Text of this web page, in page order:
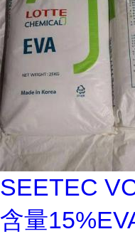
SEETEC
含量